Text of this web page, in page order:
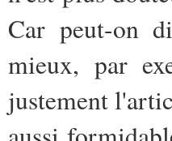
Car peut-on
mieux, par
justement